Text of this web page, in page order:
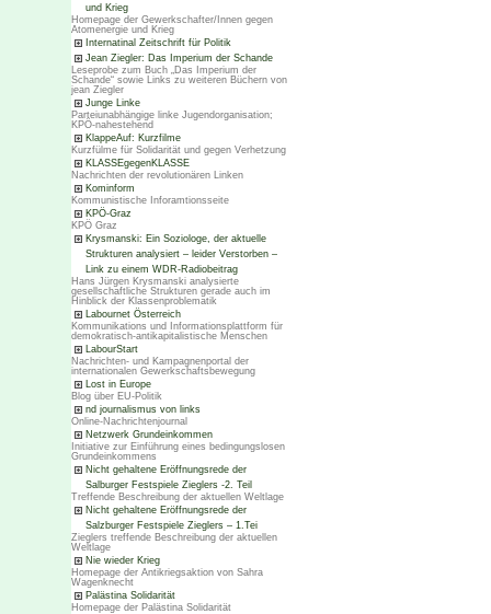
und Krieg
Homepage der Gewerkschafter/Innen gegen
Atomenergie und Krieg
Internatinal Zeitschrift für Politik
Jean Ziegler: Das Imperium der Schande
Leseprobe zum Buch „Das Imperium der
Schande“ sowie Links zu weiteren Büchern von
jean Ziegler
Junge Linke
Parteiunabhängige linke Jugendorganisation;
KPÖ-nahestehend
KlappeAuf: Kurzfilme
Kurzfülme für Solidarität und gegen Verhetzung
KLASSEgegenKLASSE
Nachrichten der revolutionären Linken
Kominform
Kommunistische Inforamtionsseite
KPÖ-Graz
KPÖ Graz
Krysmanski: Ein Soziologe, der aktuelle
Strukturen analysiert – leider Verstorben –
Link zu einem WDR-Radiobeitrag
Hans Jürgen Krysmanski analysierte
gesellschaftliche Strukturen gerade auch im
Hinblick der Klassenproblematik
Labournet Österreich
Kommunikations und Informationsplattform für
demokratisch-antikapitalistische Menschen
LabourStart
Nachrichten- und Kampagnenportal der
internationalen Gewerkschaftsbewegung
Lost in Europe
Blog über EU-Politik
nd journalismus von links
Online-Nachrichtenjournal
Netzwerk Grundeinkommen
Initiative zur Einführung eines bedingungslosen
Grundeinkommens
Nicht gehaltene Eröffnungsrede der
Salburger Festspiele Zieglers -2. Teil
Treffende Beschreibung der aktuellen Weltlage
Nicht gehaltene Eröffnungsrede der
Salzburger Festspiele Zieglers – 1.Tei
Zieglers treffende Beschreibung der aktuellen
Weltlage
Nie wieder Krieg
Homepage der Antikriegsaktion von Sahra
Wagenknecht
Palästina Solidarität
Homepage der Palästina Solidarität